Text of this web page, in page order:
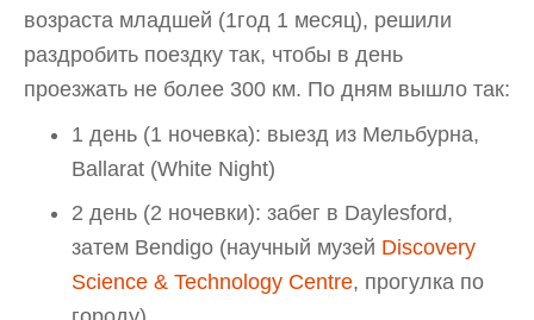
возраста младшей (1год 1 месяц), решили
раздробить поездку так, чтобы в день
проезжать не более 300 км. По дням вышло так:
1 день (1 ночевка): выезд из Мельбурна,
Ballarat (White Night)
2 день (2 ночевки): забег в Daylesford,
затем Bendigo (научный музей Discovery
Science & Technology Centre, прогулка по